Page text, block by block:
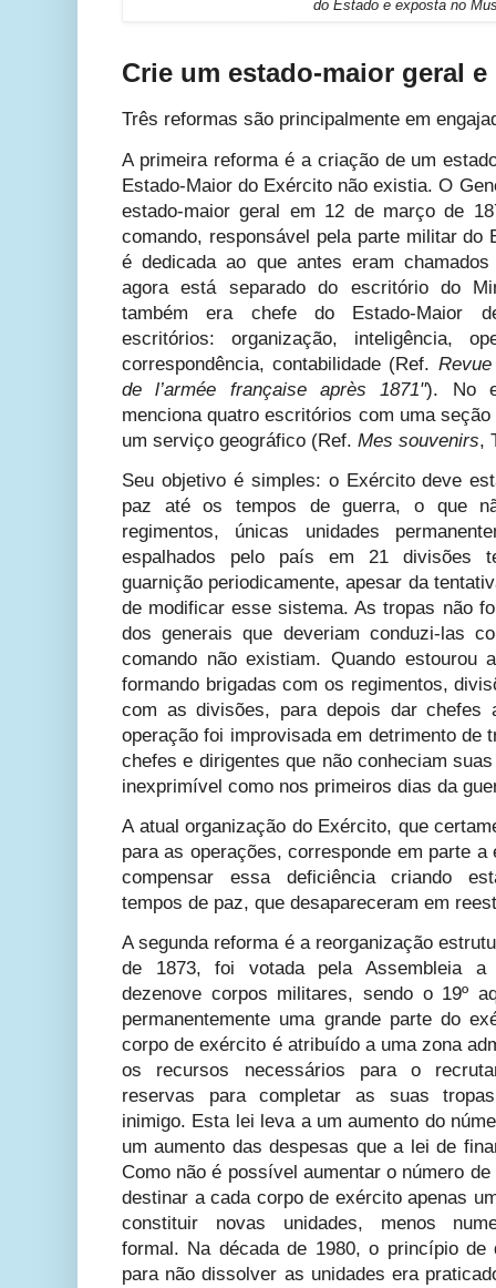
do Estado e exposta no
Crie um estado-maior geral
Três reformas são principalmente em
A primeira reforma é a criação de um
Estado-Maior do Exército não existia. O
estado-maior geral em 12 de março de
comando, responsável pela parte militar do
é dedicada ao que antes eram
agora está separado do escritório do
também era chefe do Estado-Maior
escritórios: organização, inteligência,
correspondência, contabilidade (Ref.
de l’armée française après 1871"). No
menciona quatro escritórios com uma
um serviço geográfico (Ref. Mes souvenirs,
Seu objetivo é simples: o Exército deve
paz até os tempos de guerra, o que
regimentos, únicas unidades
espalhados pelo país em 21 divisões
guarnição periodicamente, apesar da
de modificar esse sistema. As tropas não
dos generais que deveriam conduzi-las
comando não existiam. Quando estourou
formando brigadas com os regimentos,
com as divisões, para depois dar chefes
operação foi improvisada em detrimento de
chefes e dirigentes que não conheciam
inexprimível como nos primeiros dias da
A atual organização do Exército, que
para as operações, corresponde em parte
compensar essa deficiência criando
tempos de paz, que desapareceram em
A segunda reforma é a reorganização
de 1873, foi votada pela Assembleia
dezenove corpos militares, sendo o 19º
permanentemente uma grande parte do
corpo de exército é atribuído a uma zona
os recursos necessários para o
reservas para completar as suas
inimigo. Esta lei leva a um aumento do
um aumento das despesas que a lei de
Como não é possível aumentar o número
destinar a cada corpo de exército apenas
constituir novas unidades, menos
formal. Na década de 1980, o princípio
para não dissolver as unidades era